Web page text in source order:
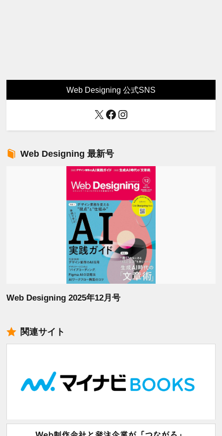
Web Designing 公式SNS
X Facebook
Instagram
Web Designing 最新号
Web Designing 2025年12月号
関連サイト